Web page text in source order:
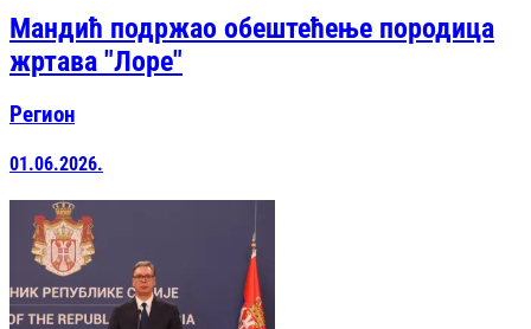
Мандић подржао обештећење породица
жртава "Лоре"
Регион
01.06.2026.